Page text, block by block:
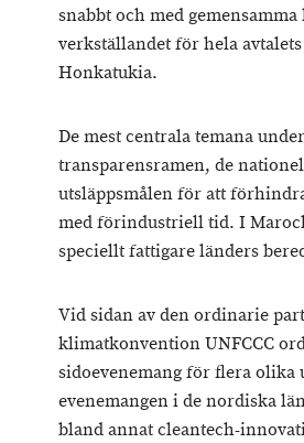
snabbt och med
verkställandet för hela
Honkatukia.
De mest centrala temana
transparensramen, de
utsläppsmålen för att
med förindustriell tid. I
speciellt fattigare länders
Vid sidan av den ordinarie
klimatkonvention UNFCCC
sidoevenemang för flera
evenemangen i de nordiska
bland annat cleantech-